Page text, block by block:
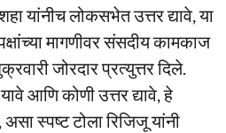
यांनीच लोकसभेत उत्तर द्यावे, या
मागणीवर संसदीय कामकाज
जोरदार प्रत्युत्तर दिले.
आणि कोणी उत्तर द्यावे, हे
स्पष्ट टोला रिजिजू यांनी